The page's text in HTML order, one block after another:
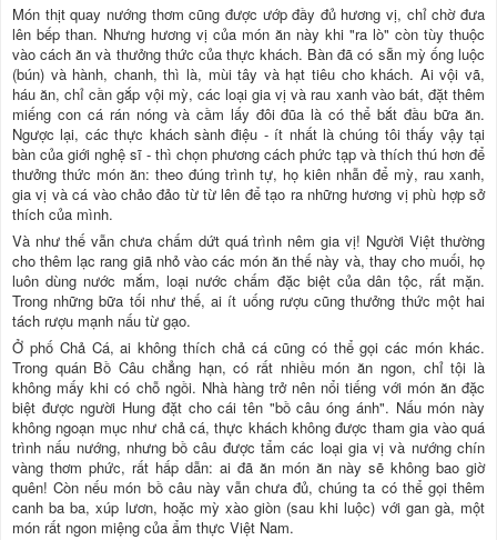
Món thịt quay nướng thơm cũng được ướp đầy đủ hương vị, chỉ chờ đưa
lên bếp than. Nhưng hương vị của món ăn này khi "ra lò" còn tùy thuộc
vào cách ăn và thưởng thức của thực khách. Bàn đã có sẵn mỳ ống luộc
(bún) và hành, chanh, thì là, mùi tây và hạt tiêu cho khách. Ai vội vã,
háu ăn, chỉ cần gắp vội mỳ, các loại gia vị và rau xanh vào bát, đặt thêm
miếng con cá rán nóng và cầm lấy đôi đũa là có thể bắt đầu bữa ăn.
Ngược lại, các thực khách sành điệu - ít nhất là chúng tôi thấy vậy tại
bàn của giới nghệ sĩ - thì chọn phương cách phức tạp và thích thú hơn để
thưởng thức món ăn: theo đúng trình tự, họ kiên nhẫn để mỳ, rau xanh,
gia vị và cá vào chảo đảo từ từ lên để tạo ra những hương vị phù hợp sở
thích của mình.
Và như thế vẫn chưa chấm dứt quá trình nêm gia vị! Người Việt thường
cho thêm lạc rang giã nhỏ vào các món ăn thế này và, thay cho muối, họ
luôn dùng nước mắm, loại nước chấm đặc biệt của dân tộc, rất mặn.
Trong những bữa tối như thế, ai ít uống rượu cũng thưởng thức một hai
tách rượu mạnh nấu từ gạo.
Ở phố Chả Cá, ai không thích chả cá cũng có thể gọi các món khác.
Trong quán Bồ Câu chẳng hạn, có rất nhiều món ăn ngon, chỉ tội là
không mấy khi có chỗ ngồi. Nhà hàng trở nên nổi tiếng với món ăn đặc
biệt được người Hung đặt cho cái tên "bồ câu óng ánh". Nấu món này
không ngoạn mục như chả cá, thực khách không được tham gia vào quá
trình nấu nướng, nhưng bồ câu được tẩm các loại gia vị và nướng chín
vàng thơm phức, rất hấp dẫn: ai đã ăn món ăn này sẽ không bao giờ
quên! Còn nếu món bồ câu này vẫn chưa đủ, chúng ta có thể gọi thêm
canh ba ba, xúp lươn, hoặc mỳ xào giòn (sau khi luộc) với gan gà, một
món rất ngon miệng của ẩm thực Việt Nam.